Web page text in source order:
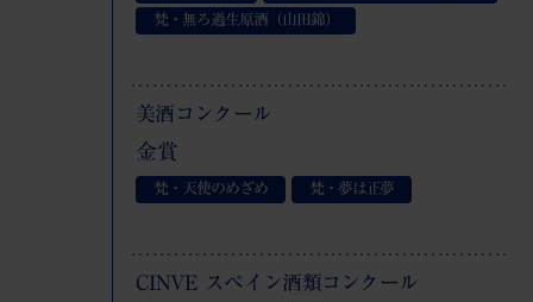
梵・無ろ過生原酒（山田錦）
美酒コンクール
金賞
梵・天使のめざめ 梵・夢は正夢
CINVE スペイン酒類コンクール